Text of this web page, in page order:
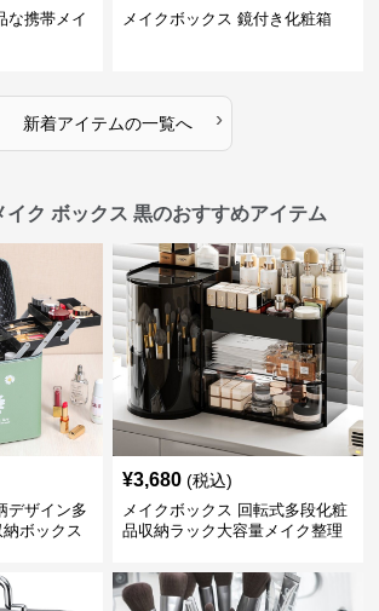
な携帯メイ
メイクボックス 鏡付き化粧箱
新着アイテムの一覧へ ›
イク ボックス 黒のおすすめアイテム
デザイン多
ボックス
¥3,680 (税込)
メイクボックス 回転式多段化粧
品収納ラック大容量メイク整理